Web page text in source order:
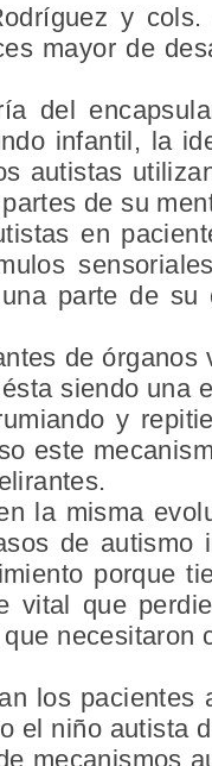
y cols.
mayor de
del
infantil, la
autistas
de su
en
parte de su
de órganos
siendo una
y
este
la misma
de autismo
porque
vital que
necesitaron
los pacientes
el niño autista
mecanismos